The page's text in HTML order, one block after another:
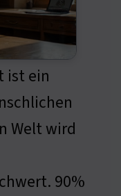
ist ein
Welt wird
90%